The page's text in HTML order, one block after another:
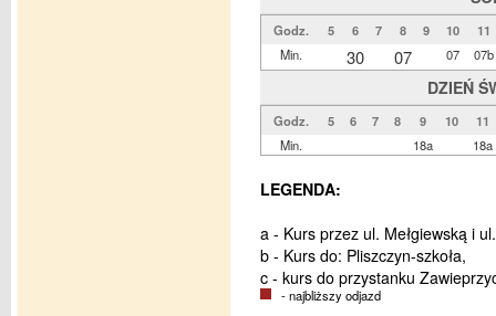
Godz. 5 6 7 8 9 10
11
Min.
30 07 07 07b
DZIEŃ
Godz. 5 6 7 8 9 10
11
Min.
18a 18a
LEGENDA:
a - Kurs przez ul. Mełgiewską i
b - Kurs do: Pliszczyn-szkoła,
c - kurs do przystanku
- najbliższy odjazd